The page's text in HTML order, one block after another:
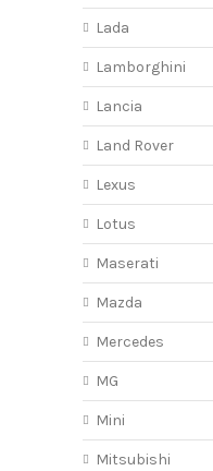
Lada
Lamborghini
Lancia
Land Rover
Lexus
Lotus
Maserati
Mazda
Mercedes
MG
Mini
Mitsubishi